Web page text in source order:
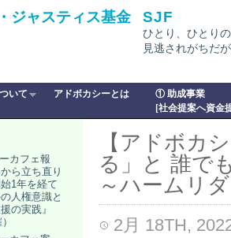
ジャスティス基金 SJF
ひとり、ひとり
見逃されがちだ
いて アドボカシーとは
① 助成事業
[社会提案へ資金
【アドボカ
る」と 誰で
～ハームリ
2月 18TH,
カフェ報
ら立ち直り
1年を経て
人権意識と
の実践』